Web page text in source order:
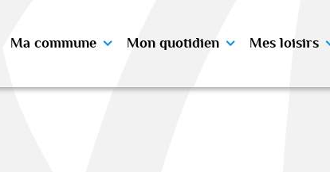
Ma commune Mon quotidien Mes loisirs